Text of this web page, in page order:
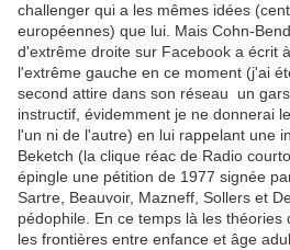
challenger qui a les mêmes idées
européennes) que lui. Mais Cohn-
d'extrême droite sur Facebook a écrit
l'extrême gauche en ce moment (j'ai
second attire dans son réseau un
instructif, évidemment je ne donnerai
l'un ni de l'autre) en lui rappelant une
Beketch (la clique réac de Radio
épingle une pétition de 1977 signée
Sartre, Beauvoir, Mazneff, Sollers et
pédophile. En ce temps là les théories
les frontières entre enfance et âge